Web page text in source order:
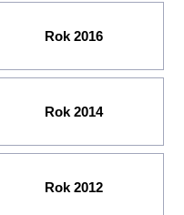
Rok 2016
Rok 2014
Rok 2012